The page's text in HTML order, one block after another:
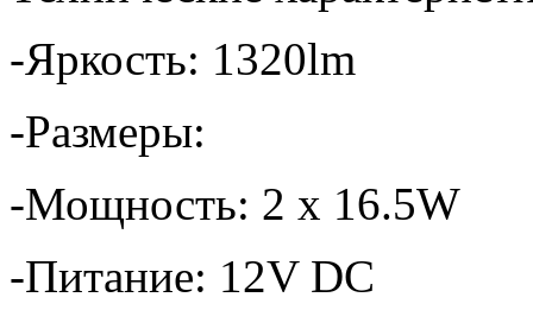
-Яркость: 1320lm
-Размеры:
-Мощность: 2 x 16.5W
-Питание: 12V DC